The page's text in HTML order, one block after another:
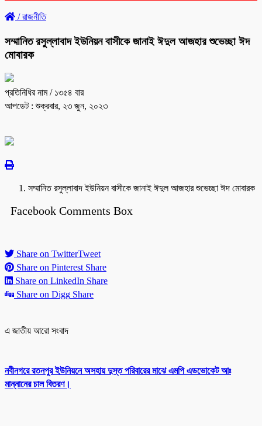
/রাজনীতি
সম্মানিত রসুল্লাবাদ ইউনিয়ন বাসীকে জানাই ঈদুল আজহার শুভেচ্ছা ঈদ
মোবারক
প্রতিনিধির নাম/ ১৩৫৪ বার
আপডেট : শুক্রবার, ২৩ জুন, ২০২৩
সম্মানিত রসুল্লাবাদ ইউনিয়ন বাসীকে জানাই ঈদুল আজহার শুভেচ্ছা ঈদ মোবারক
Facebook Comments Box
Share on TwitterTweet
Share on Pinterest Share
Share on LinkedIn Share
Share on Digg Share
এ জাতীয় আরো সংবাদ
নবীনগরে রতনপুর ইউনিয়নে অসহায় দুস্ত পরিবারের মাঝে এমপি এডভোকেট আঃ
মান্নানের চাল বিতরণ।